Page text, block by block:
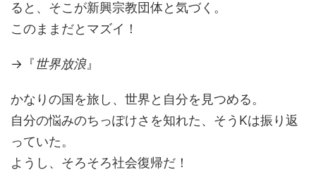
ると、そこが新興宗教団体と気づく。
このままだとマズイ！
→『世界放浪』
かなりの国を旅し、世界と自分を見つめる。
自分の悩みのちっぽけさを知れた、そうKは振り返
っていた。
ようし、そろそろ社会復帰だ！